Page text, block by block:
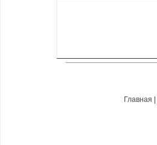
Главная